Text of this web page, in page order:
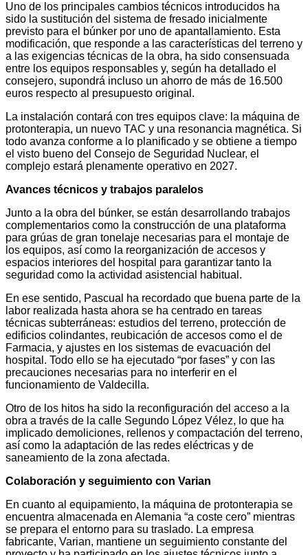
Uno de los principales cambios técnicos introducidos ha
sido la sustitución del sistema de fresado inicialmente
previsto para el búnker por uno de apantallamiento. Esta
modificación, que responde a las características del terreno y
a las exigencias técnicas de la obra, ha sido consensuada
entre los equipos responsables y, según ha detallado el
consejero, supondrá incluso un ahorro de más de 16.500
euros respecto al presupuesto original.
La instalación contará con tres equipos clave: la máquina de
protonterapia, un nuevo TAC y una resonancia magnética. Si
todo avanza conforme a lo planificado y se obtiene a tiempo
el visto bueno del Consejo de Seguridad Nuclear, el
complejo estará plenamente operativo en 2027.
Avances técnicos y trabajos paralelos
Junto a la obra del búnker, se están desarrollando trabajos
complementarios como la construcción de una plataforma
para grúas de gran tonelaje necesarias para el montaje de
los equipos, así como la reorganización de accesos y
espacios interiores del hospital para garantizar tanto la
seguridad como la actividad asistencial habitual.
En ese sentido, Pascual ha recordado que buena parte de la
labor realizada hasta ahora se ha centrado en tareas
técnicas subterráneas: estudios del terreno, protección de
edificios colindantes, reubicación de accesos como el de
Farmacia, y ajustes en los sistemas de evacuación del
hospital. Todo ello se ha ejecutado “por fases” y con las
precauciones necesarias para no interferir en el
funcionamiento de Valdecilla.
Otro de los hitos ha sido la reconfiguración del acceso a la
obra a través de la calle Segundo López Vélez, lo que ha
implicado demoliciones, rellenos y compactación del terreno,
así como la adaptación de las redes eléctricas y de
saneamiento de la zona afectada.
Colaboración y seguimiento con Varian
En cuanto al equipamiento, la máquina de protonterapia se
encuentra almacenada en Alemania “a coste cero” mientras
se prepara el entorno para su traslado. La empresa
fabricante, Varian, mantiene un seguimiento constante del